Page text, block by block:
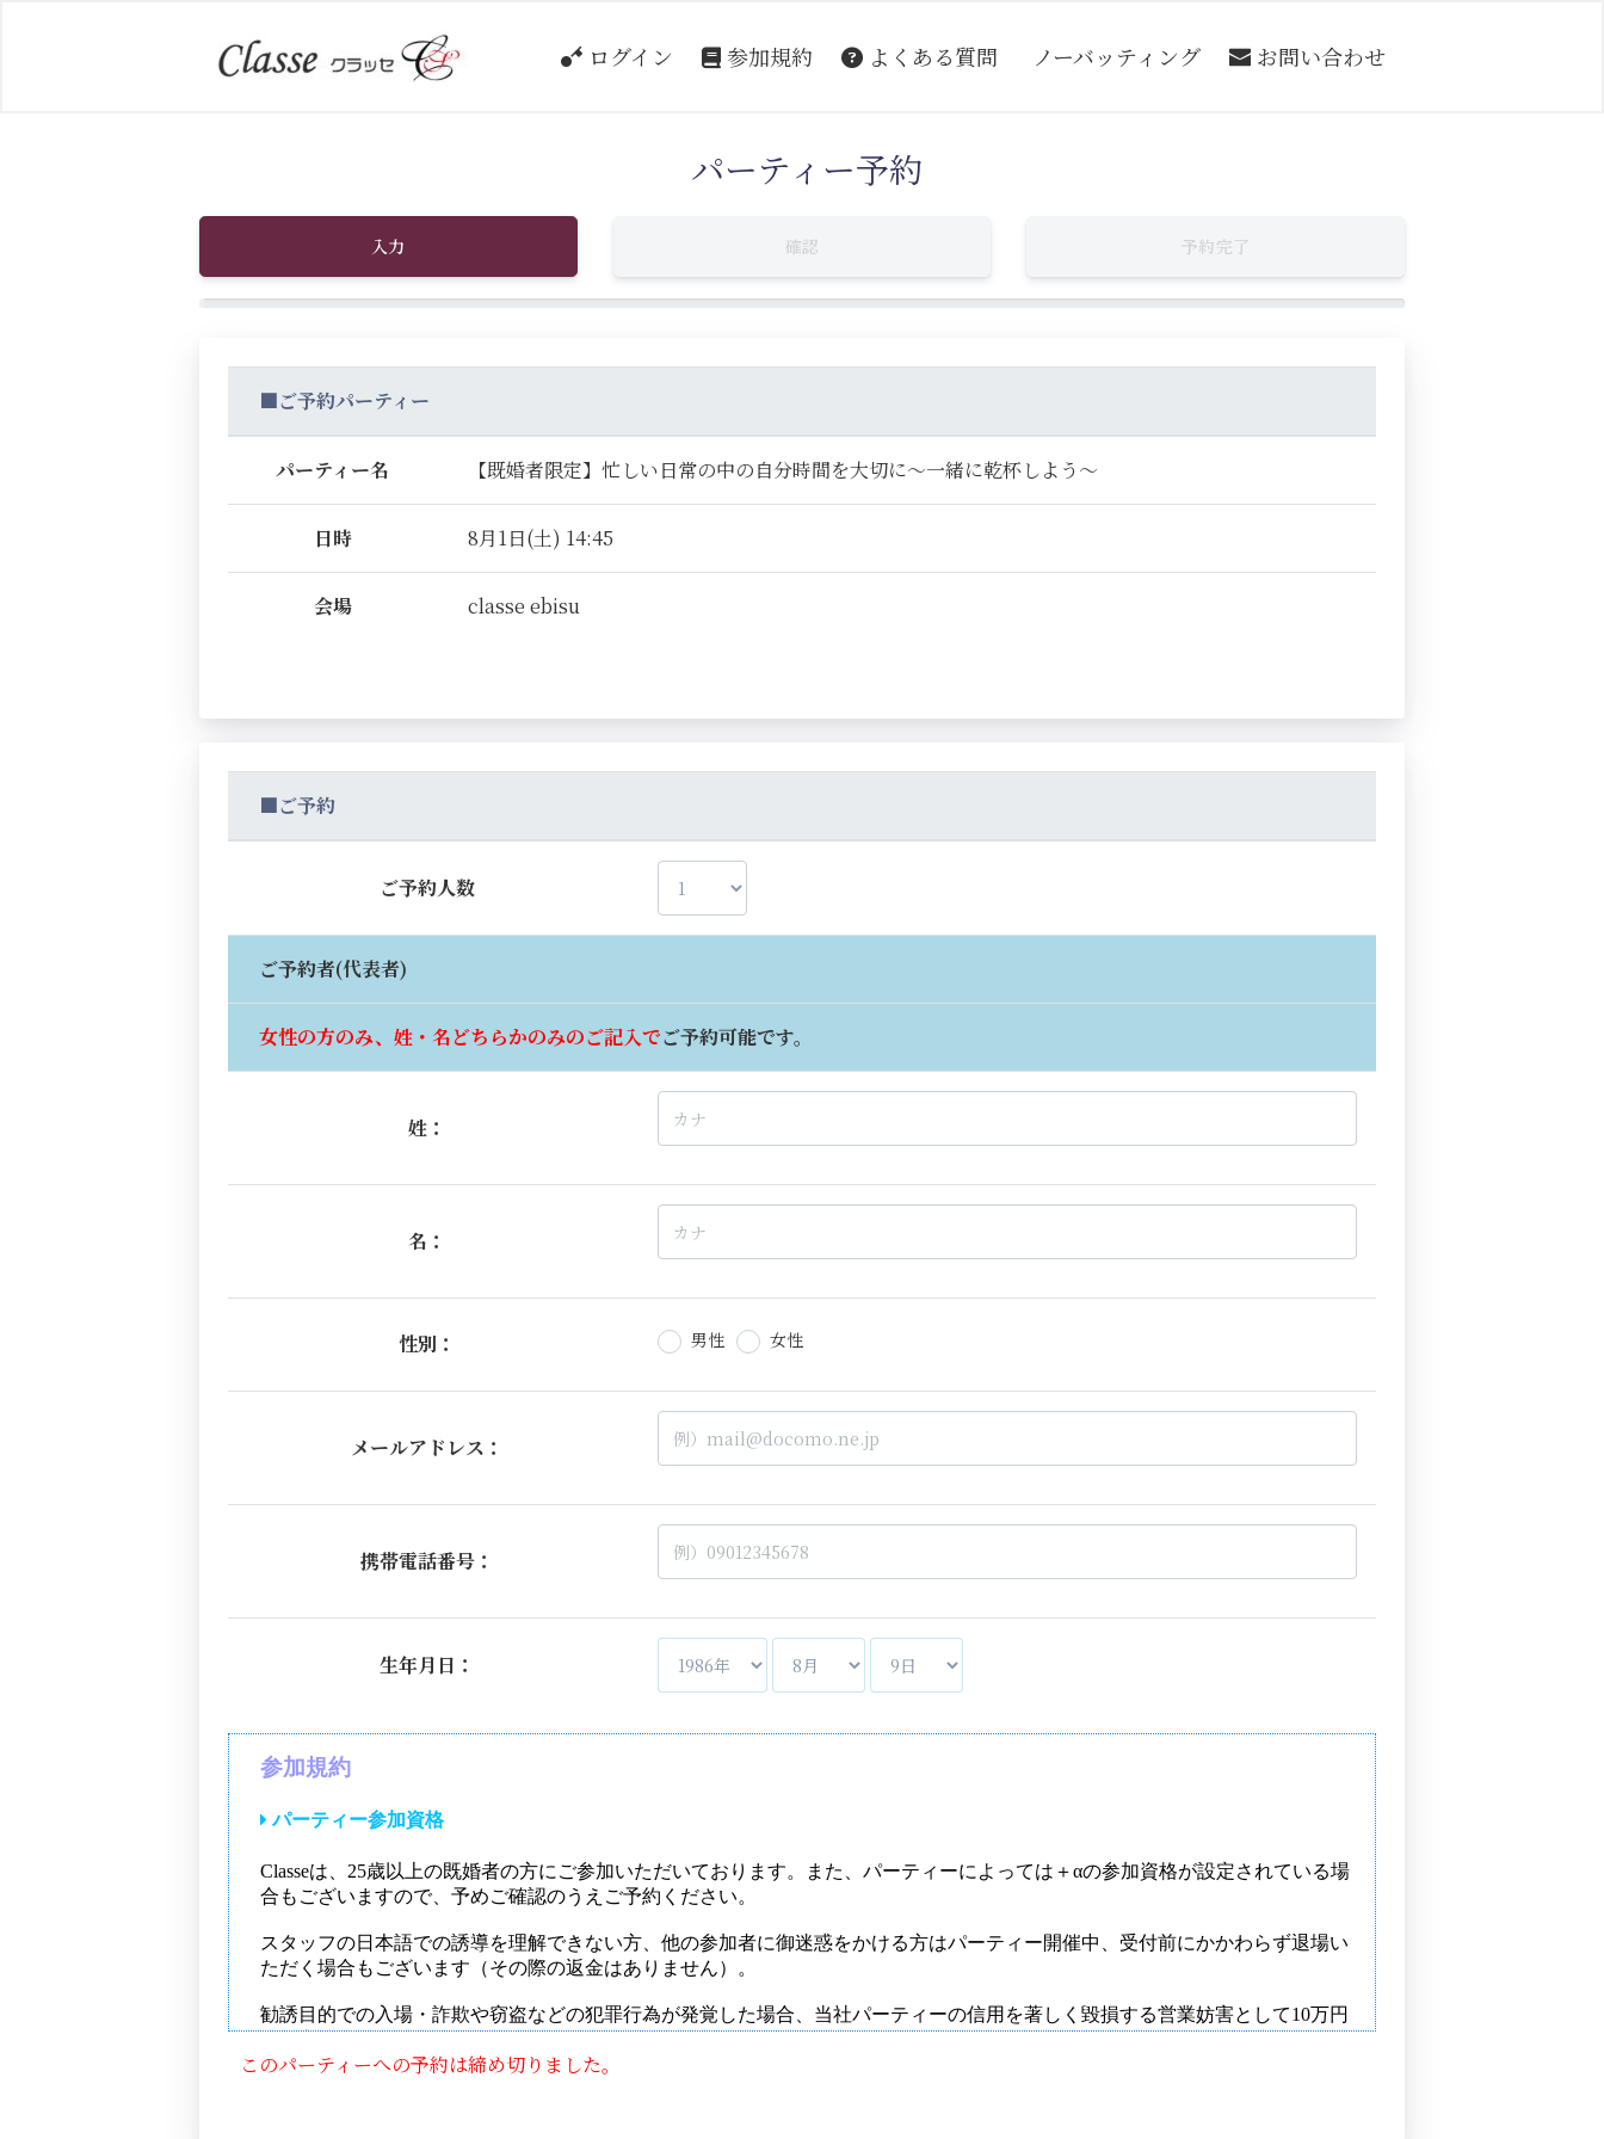
ログイン 参加規約 よくある質問 ノーバッティング お問い合わせ
パーティー予約
入力 確認 予約完了
■ご予約パーティー
パーティー名 【既婚者限定】忙しい日常の中の自分時間を大切に～一緒に乾杯しよう～
日時 8月1日(土) 14:45
会場 classe ebisu
■ご予約
ご予約人数
ご予約者(代表者)
女性の方のみ、姓・名どちらかのみのご記入でご予約可能です。
姓：
名：
性別： 男性 女性
メールアドレス：
携帯電話番号：
生年月日：
このパーティーへの予約は締め切りました。